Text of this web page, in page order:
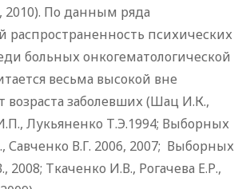
2010). По данным ряда
распространенность психических
больных онкогематологической
весьма высокой вне
возраста заболевших (Шац И.К.,
Лукьяненко Т.Э.1994; Выборных
Савченко В.Г. 2006, 2007; Выборных
2008; Ткаченко И.В., Рогачева Е.Р.,